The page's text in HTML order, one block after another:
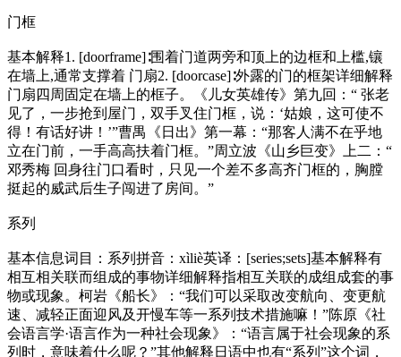
门框
基本解释1. [doorframe]∶围着门道两旁和顶上的边框和上槛,镶
在墙上,通常支撑着 门扇2. [doorcase]∶外露的门的框架详细解释
门扇四周固定在墙上的框子。《儿女英雄传》第九回：“ 张老
见了，一步抢到屋门，双手叉住门框，说：‘姑娘，这可使不
得！有话好讲！’”曹禺《日出》第一幕：“那客人满不在乎地
立在门前，一手高高扶着门框。”周立波《山乡巨变》上二：“
邓秀梅 回身往门口看时，只见一个差不多高齐门框的，胸膛
挺起的威武后生子闯进了房间。”
系列
基本信息词目：系列拼音：xìliè英译：[series;sets]基本解释有
相互相关联而组成的事物详细解释指相互关联的成组成套的事
物或现象。柯岩《船长》：“我们可以采取改变航向、变更航
速、减轻正面迎风及开慢车等一系列技术措施嘛！”陈原《社
会语言学·语言作为一种社会现象》：“语言属于社会现象的系
列时，意味着什么呢？”其他解释日语中也有“系列”这个词，